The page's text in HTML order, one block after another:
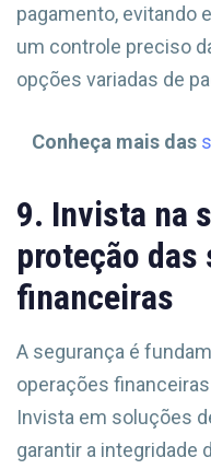
pagamento, evitando
um controle preciso
opções variadas de
Conheça mais das
9. Invista na
proteção das
financeiras
A segurança é
operações
Invista em soluções
garantir a integridade